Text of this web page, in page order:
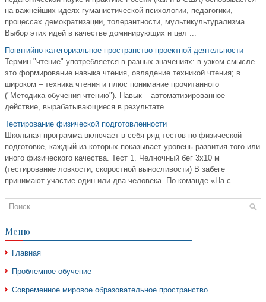
на важнейших идеях гуманистической психологии, педагогики,
процессах демократизации, толерантности, мультикультурализма.
Выбор этих идей в качестве доминирующих и цел ...
Понятийно-категориальное пространство проектной деятельности
Термин "чтение" употребляется в разных значениях: в узком смысле –
это формирование навыка чтения, овладение техникой чтения; в
широком – техника чтения и плюс понимание прочитанного
("Методика обучения чтению"). Навык – автоматизированное
действие, вырабатывающиеся в результате ...
Тестирование физической подготовленности
Школьная программа включает в себя ряд тестов по физической
подготовке, каждый из которых показывает уровень развития того или
иного физического качества. Тест 1. Челночный бег 3x10 м
(тестирование ловкости, скоростной выносливости) В забеге
принимают участие один или два человека. По команде «На с ...
Меню
Главная
Проблемное обучение
Современное мировое образовательное пространство